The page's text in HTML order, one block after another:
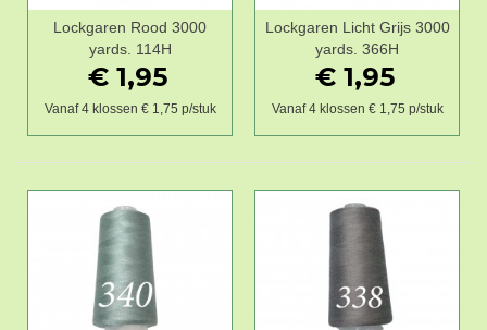
Lockgaren Rood 3000
yards. 114H
€ 1,95
Vanaf 4 klossen € 1,75 p/stuk
Lockgaren Licht Grijs 3000
yards. 366H
€ 1,95
Vanaf 4 klossen € 1,75 p/stuk